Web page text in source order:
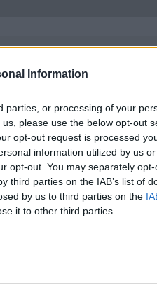
Information
parties, or processing of your
please use the below opt-out
opt-out request is processed
information utilized by us
opt-out. You may separately
third parties on the IAB’s list of
by us to third parties on the
it to other third parties.